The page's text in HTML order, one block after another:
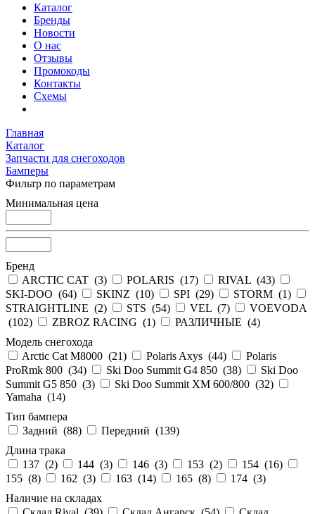
Каталог
Бренды
Новости
О нас
Отзывы
Промокоды
Контакты
Схемы
Главная
Каталог
Запчасти для снегоходов
Бамперы
Фильтр по параметрам
Минимальная цена
Бренд
ARCTIC CAT (3) POLARIS (17) RIVAL (43)
SKI-DOO (64) SKINZ (10) SPI (29) STORM (1)
STRAIGHTLINE (2) STS (54) VEL (7)
VOEVODA
(102) ZBROZ RACING (1) РАЗЛИЧНЫЕ (4)
Модель снегохода
Arctic Cat M8000 (21) Polaris Axys (44)
Polaris
ProRmk 800 (34) Ski Doo Summit G4 850 (38)
Ski Doo
Summit G5 850 (3) Ski Doo Summit XM 600/800 (32)
Yamaha (14)
Тип бампера
Задний (88) Передний (139)
Длина трака
137 (2) 144 (3) 146 (3) 153 (2) 154 (16)
155 (8) 162 (3) 163 (14) 165 (8) 174 (3)
Наличие на складах